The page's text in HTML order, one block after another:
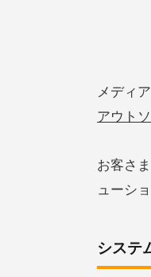
メディ
アウト
お客さ
ューシ
システ